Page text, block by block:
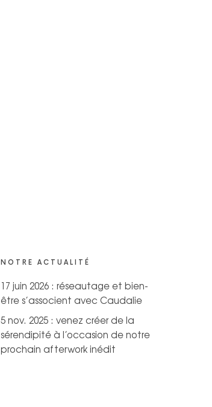
NOTRE ACTUALITÉ
17 juin 2026 : réseautage et bien-
être s’associent avec Caudalie
5 nov. 2025 : venez créer de la
sérendipité à l’occasion de notre
prochain afterwork inédit